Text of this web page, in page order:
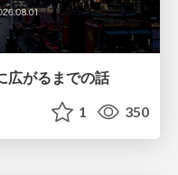
広がるまでの話
1 350